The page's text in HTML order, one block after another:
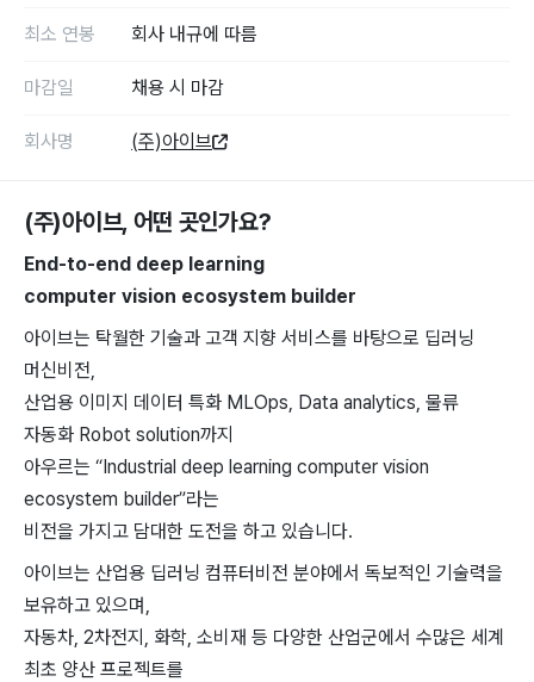
(주)아이브, 어떤 곳인가요?
End-to-end deep learning
computer vision ecosystem builder
아이브는 탁월한 기술과 고객 지향 서비스를 바탕으로 딥러닝
머신비전,
산업용 이미지 데이터 특화 MLOps, Data analytics, 물류
자동화 Robot solution까지
아우르는 “Industrial deep learning computer vision
ecosystem builder”라는
비전을 가지고 담대한 도전을 하고 있습니다.
아이브는 산업용 딥러닝 컴퓨터비전 분야에서 독보적인 기술력을
보유하고 있으며,
자동차, 2차전지, 화학, 소비재 등 다양한 산업군에서 수많은 세계
최초 양산 프로젝트를
최소 연봉 회사 내규에 따름
마감일 채용 시 마감
회사명 (주)아이브